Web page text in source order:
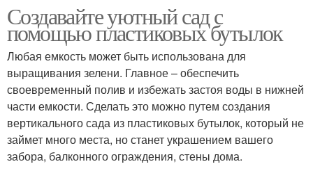
Создавайте уютный сад с
помощью пластиковых бутылок
Любая емкость может быть использована для
выращивания зелени. Главное – обеспечить
своевременный полив и избежать застоя воды в нижней
части емкости. Сделать это можно путем создания
вертикального сада из пластиковых бутылок, который не
займет много места, но станет украшением вашего
забора, балконного ограждения, стены дома.